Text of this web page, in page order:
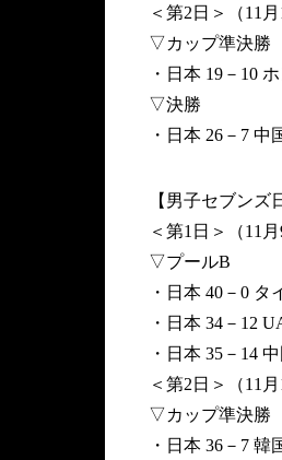
＜第2日＞（11月
▽カップ準決勝
・日本 19－10
▽決勝
・日本 26－7 中
【男子セブンズ
＜第1日＞（11月
▽プールB
・日本 40－0 タ
・日本 34－12
・日本 35－14
＜第2日＞（11月
▽カップ準決勝
・日本 36－7 韓